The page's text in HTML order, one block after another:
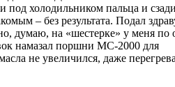
под холодильником пальца и
– без результата. Подал
думаю, на «шестерке» у меня по
намазал поршни МС-2000 для
не увеличился, даже